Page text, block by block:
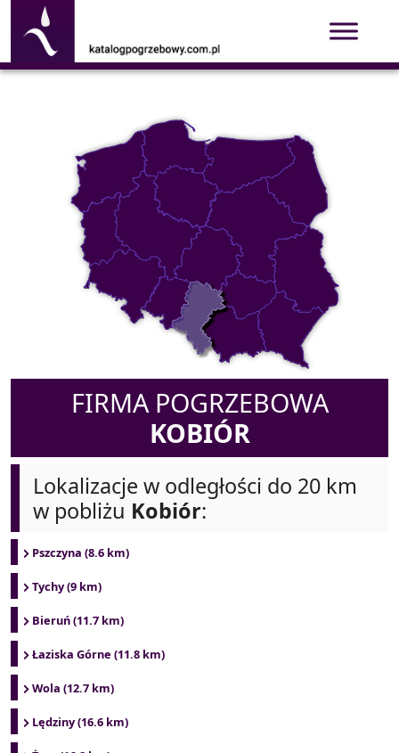
FIRMA POGRZEBOWA
KOBIÓR
Lokalizacje w odległości do 20 km
w pobliżu Kobiór:
Pszczyna (8.6 km)
Tychy (9 km)
Bieruń (11.7 km)
Łaziska Górne (11.8 km)
Wola (12.7 km)
Lędziny (16.6 km)